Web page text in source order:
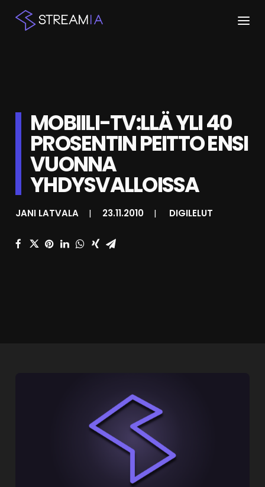
STREAMIT
KESKUSTELU
SHOP
HAKU
MOBIILI-TV:LLÄ YLI 40
PROSENTIN PEITTO ENSI
VUONNA
YHDYSVALLOISSA
JANI LATVALA | 23.11.2010 | DIGILELUT